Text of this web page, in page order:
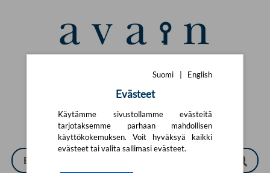
English
Suomi English
Evästeet
Käytämme sivustollamme evästeitä
tarjotaksemme parhaan mahdollisen
käyttökokemuksen. Voit hyväksyä kaikki
evästeet tai valita sallimasi evästeet.